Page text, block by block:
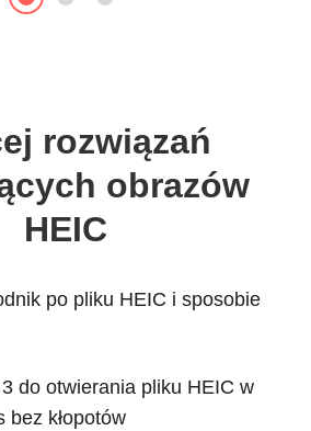
rozwiązań
obrazów
HEIC
po pliku HEIC i sposobie
do otwierania pliku HEIC w
bez kłopotów